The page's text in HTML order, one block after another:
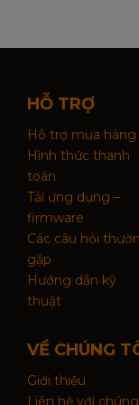
HỖ TRỢ
Hỗ trợ mua hàng
Hình thức thanh
toán
Tải ứng dụng –
firmware
Các câu hỏi
gặp
Hướng dẫn kỹ
thuật
VỀ CHÚNG
Giới thiệu
Liên hệ với chúng